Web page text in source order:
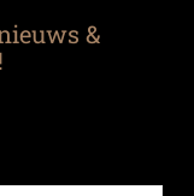
&